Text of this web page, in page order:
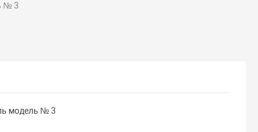
№ 3
модель № 3